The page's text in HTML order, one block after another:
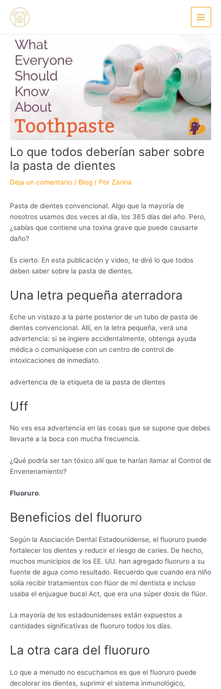
contenido
Main
Menu
Lo que todos deberían saber sobre
la pasta de dientes
Deja un comentario / Blog / Por Zarina
Pasta de dientes convencional. Algo que la mayoría de
nosotros usamos dos veces al día, los 365 días del año. Pero,
¿sabías que contiene una toxina grave que puede causarte
daño?
Es cierto. En esta publicación y video, te diré lo que todos
deben saber sobre la pasta de dientes.
Una letra pequeña aterradora
Eche un vistazo a la parte posterior de un tubo de pasta de
dientes convencional. Allí, en la letra pequeña, verá una
advertencia: si se ingiere accidentalmente, obtenga ayuda
médica o comuníquese con un centro de control de
intoxicaciones de inmediato.
advertencia de la etiqueta de la pasta de dientes
Uff
No ves esa advertencia en las cosas que se supone que debes
llevarte a la boca con mucha frecuencia.
¿Qué podría ser tan tóxico allí que te harían llamar al Control de
Envenenamiento?
Fluoruro.
Beneficios del fluoruro
Según la Asociación Dental Estadounidense, el fluoruro puede
fortalecer los dientes y reducir el riesgo de caries. De hecho,
muchos municipios de los EE. UU. han agregado fluoruro a su
fuente de agua como resultado. Recuerdo que cuando era niño
solía recibir tratamientos con flúor de mi dentista e incluso
usaba el enjuague bucal Act, que era una súper dosis de flúor.
La mayoría de los estadounidenses están expuestos a
cantidades significativas de fluoruro todos los días.
La otra cara del fluoruro
Lo que a menudo no escuchamos es que el fluoruro puede
decolorar los dientes, suprimir el sistema inmunológico,
de
entradas